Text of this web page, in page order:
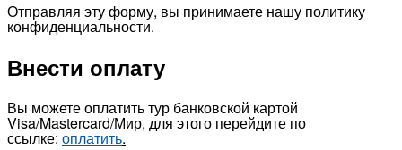
Отправляя эту форму, вы принимаете нашу политику
конфиденциальности.
Внести оплату
Вы можете оплатить тур банковской картой
Visa/Mastercard/Мир, для этого перейдите по
ссылке: оплатить.